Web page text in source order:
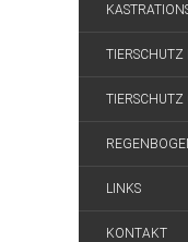
TIERSCHUTZ
TIERSCHUTZ
LINKS
KONTAKT